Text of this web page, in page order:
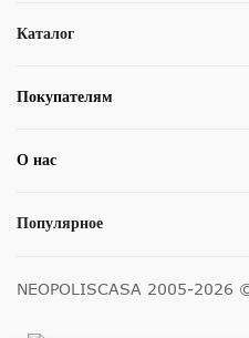
Каталог
Покупателям
О нас
Популярное
NEOPOLISCASA 2005-